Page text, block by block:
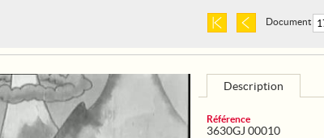
Document
Description
Référence
3630GJ 00010